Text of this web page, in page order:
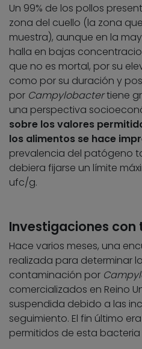
Un 99% de los pollos
zona del cuello (la zona
muestra), aunque en la
halla en bajas
que no es mortal, por su
como por su duración y
por Campylobactertiene
una perspectiva
sobre los valores
los alimentos se hace
prevalencia del patógeno
debiera fijarse un límite
ufc/g.
Investigaciones con
Hace varios meses, una
realizada para determinar
contaminación por
comercializados en Reino
suspendida debido a las
seguimiento. El fin último
permitidos de esta bacteria